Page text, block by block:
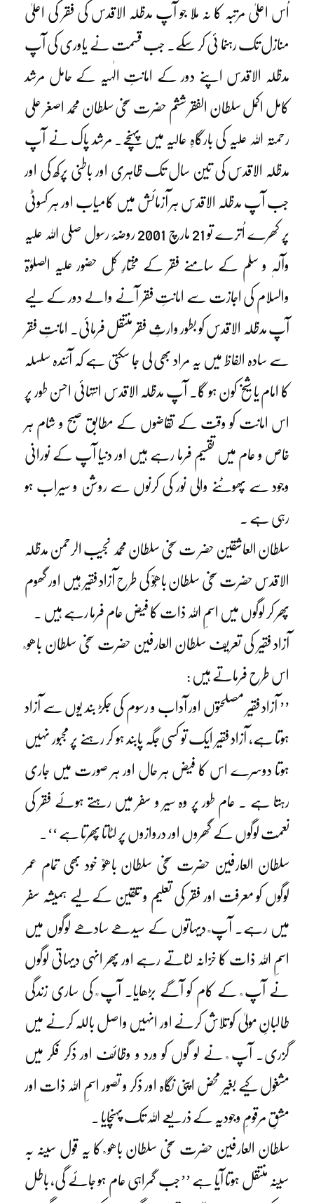
اُس اعلیٰ مرتبہ کا نہ ملا جو آپ مدظلہ الاقدس کی فقر کی اعلیٰ
منازل تک رہنما ئی کر سکے۔ جب قسمت نے یاوری کی آپ
مدظلہ الاقدس اپنے دور کے امانتِ الٰہیہ کے حامل مرشد
کامل اکمل سلطان الفقر ششم حضرت سخی سلطان محمد اصغر علی
رحمتہ اللہ علیہ کی بارگاہِ عالیہ میں پہنچے۔ مرشد پاک نے آپ
مدظلہ الاقدس کی تین سال تک ظاہری اور باطنی پرکھ کی اور
جب آپ مدظلہ الاقدس ہر آزمائش میں کامیاب اور ہر کسوٹی
پر کھرے اُترے تو 21 مارچ 2001 روضۂ رسول صلی اللہ علیہ
وآلہٖ و سلم کے سامنے فقر کے مختارِ کُل حضور علیہ الصلوٰۃ
والسلام کی اجازت سے امانتِ فقر آنے والے دور کے لیے
آپ مدظلہ الاقدس کو بطور وارثِ فقر منتقل فرمائی۔ امانتِ فقر
سے سادہ الفاظ میں یہ مراد بھی لی جا سکتی ہے کہ آئندہ سلسلہ
کا امام یا شیخ کون ہو گا۔ آپ مدظلہ الاقدس انتہائی احسن طور پر
اس امانت کو وقت کے تقاضوں کے مطابق صبح و شام ہر
خاص و عام میں تقسیم فرما رہے ہیں اور دنیا آپ کے نورانی
وجود سے پھوٹنے والی نور کی کرنوں سے روشن و سیراب ہو
رہی ہے ۔
سلطان العاشقین حضر ت سخی سلطان محمد نجیب الرحمن مدظلہ
الاقدس حضرت سخی سلطان باھُوؒ کی طرح آزاد فقیر ہیں اور گھوم
پھر کر لوگوں میں اسمِ اللہ ذات کا فیض عام فرما رہے ہیں ۔
آزاد فقیر کی تعریف سلطان العارفین حضرت سخی سلطان باھو ؒ
اس طرح فرماتے ہیں :
’’ آزاد فقیر مصلحتوں اور آداب و رسوم کی جکڑ بند یوں سے آزاد
ہوتا ہے، آزاد فقیر ایک تو کسی جگہ پابند ہو کر رہنے پر مجبور نہیں
ہوتا دوسرے اس کا فیض ہر حال اور ہر صورت میں جاری
رہتا ہے ۔ عام طور پر وہ سیر و سفر میں رہتے ہوئے فقر کی
نعمت لوگوں کے گھروں اور دروازوں پر لٹاتا پھرتا ہے ‘‘۔
سلطان العارفین حضرت سخی سلطان باھوؒ خود بھی تمام عمر
لوگوں کو معرفت اور فقر کی تعلیم و تلقین کے لیے ہمیشہ سفر
میں رہے۔ آپ ؒ دیہاتوں کے سیدھے سادھے لوگوں میں
اسمِ اللہ ذات کا خزانہ لٹاتے رہے اور پھر انہی دیہاتی لوگوں
نے آپ ؒ کے کام کو آگے بڑھایا۔ آپ ؒ کی ساری زندگی
طالبانِ مولیٰ کو تلاش کرنے اور انہیں واصل باللہ کرنے میں
گزری۔ آپ ؒ نے لو گوں کو ورد و وظائف اور ذکر فکر میں
مشغول کیے بغیر محض اپنی نگاہ اور ذکر و تصور اسمِ اللہ ذات اور
مشقِ مرقومِ وجودیہ کے ذریعے اللہ تک پہنچایا ۔
سلطان العارفین حضرت سخی سلطان باھو ؒ کا یہ قول سینہ بہ
سینہ منتقل ہوتا آیا ہے ’’جب گمراہی عام ہو جائے گی، باطل